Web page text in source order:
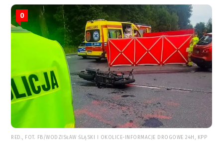
0
RED., FOT. FB/WODZISŁAW ŚLĄSKI I OKOLICE-INFORMACJE DROGOWE 24H, KPP